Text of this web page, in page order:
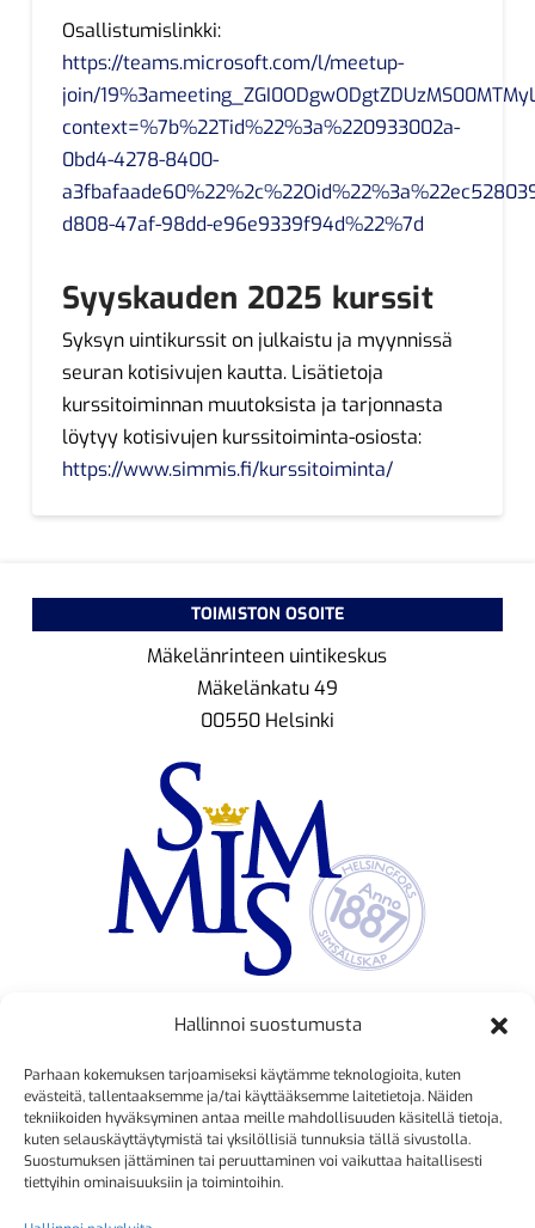
Hallinnoi suostumusta
Parhaan kokemuksen tarjoamiseksi käytämme teknologioita, kuten
evästeitä, tallentaaksemme ja/tai käyttääksemme laitetietoja. Näiden
tekniikoiden hyväksyminen antaa meille mahdollisuuden käsitellä tietoja,
kuten selauskäyttäytymistä tai yksilöllisiä tunnuksia tällä sivustolla.
Suostumuksen jättäminen tai peruuttaminen voi vaikuttaa haitallisesti
tiettyihin ominaisuuksiin ja toimintoihin.
Osallistumislinkki:
https://teams.microsoft.com/l/meetup-
join/
context=%7b%22Tid%22%3a%220933002a-
0bd4-4278-8400-
d808-47af-98dd-e96e9339f94d%22%7d
Syyskauden 2025 kurssit
Syksyn uintikurssit on julkaistu ja myynnissä
seuran kotisivujen kautta. Lisätietoja
kurssitoiminnan muutoksista ja tarjonnasta
löytyy kotisivujen kurssitoiminta-osiosta:
https://www.simmis.fi/kurssitoiminta/
TOIMISTON OSOITE
Mäkelänrinteen uintikeskus
Mäkelänkatu 49
00550 Helsinki
Kristiina Mäkinen
040 725 3186
kristiina.makinen@simmis.fi